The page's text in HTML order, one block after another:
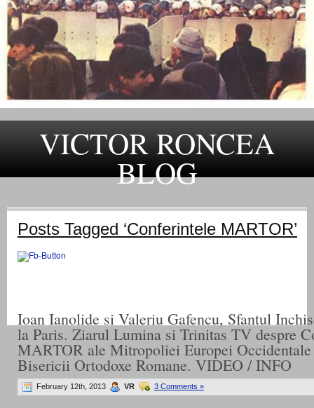
VICTOR RONCEA
BLOG
Posts Tagged ‘Conferintele MARTOR’
Ioan Ianolide si Valeriu Gafencu, Sfantul
la Paris. Ziarul Lumina si Trinitas TV despre
MARTOR ale Mitropoliei Europei
Bisericii Ortodoxe Romane. VIDEO / INFO
February 12th, 2013 VR 3 Comments »